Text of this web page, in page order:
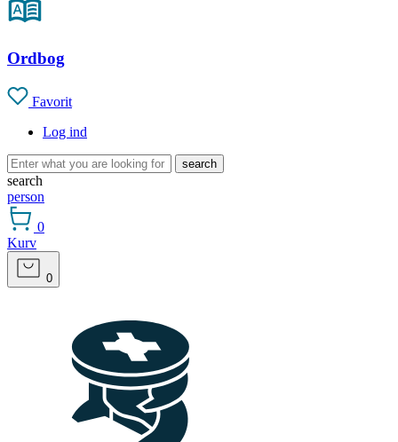
Ordbog
Favorit
Log ind
search
search
person
0
Kurv
0